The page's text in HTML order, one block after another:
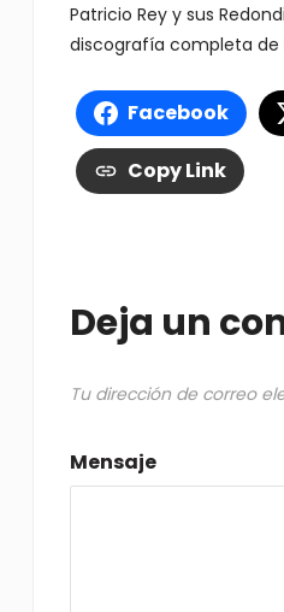
Patricio Rey y sus
discografía completa de
Facebook
Copy Link
Deja un
Tu dirección de correo
Mensaje